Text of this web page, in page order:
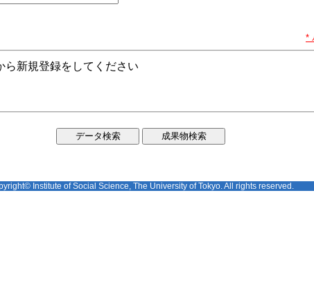
*
新規登録をしてください
Institute of Social Science, The University of Tokyo. All rights reserved.